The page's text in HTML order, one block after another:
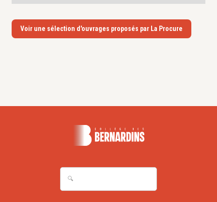
Voir une sélection d'ouvrages proposés par La Procure